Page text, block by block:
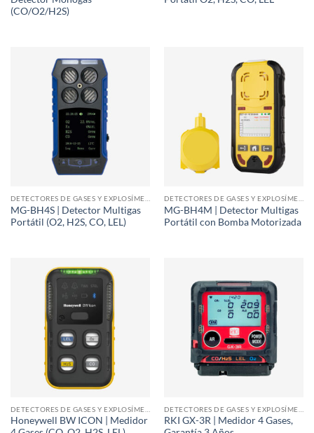
(CO/O2/H2S)
MG-BH4S | Detector Multigas
Portátil (O2, H2S, CO, LEL)
MG-BH4M | Detector Multigas
Portátil con Bomba Motorizada
Honeywell BW ICON | Medidor
RKI GX-3R | Medidor 4 Gases,